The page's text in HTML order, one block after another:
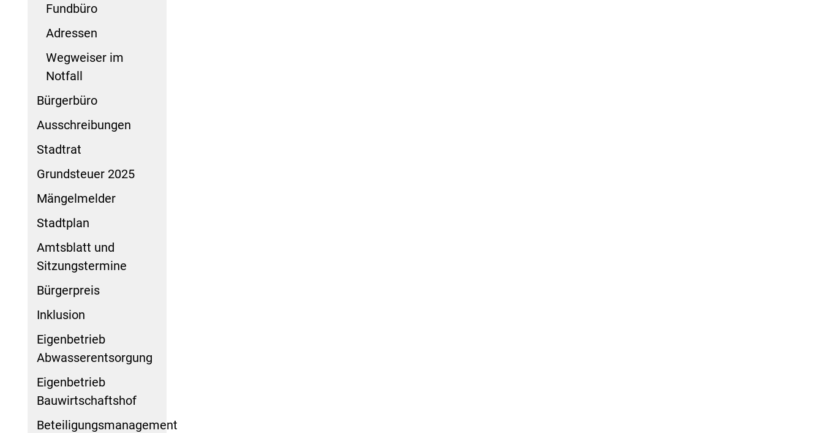
Fundbüro
Adressen
Wegweiser im
Notfall
Bürgerbüro
Ausschreibungen
Stadtrat
Grundsteuer 2025
Mängelmelder
Stadtplan
Amtsblatt und
Sitzungstermine
Bürgerpreis
Inklusion
Eigenbetrieb
Abwasserentsorgung
Eigenbetrieb
Bauwirtschaftshof
Beteiligungsmanagement